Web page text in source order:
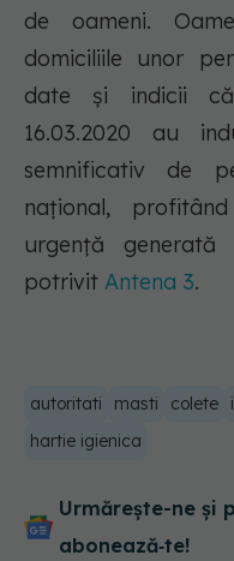
de oameni.
domiciliile unor
date și indicii
16.03.2020 au
semnificativ de
național,
urgență
potrivit Antena 3.
autoritati masti colete
hartie igienica
Urmărește-ne și
abonează‑te!